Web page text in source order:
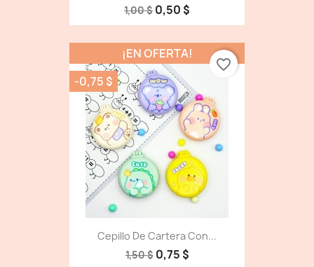
1,00 $ 0,50 $
Cepillo De Cartera Con...
1,50 $ 0,75 $
¡EN OFERTA!
-0,75 $
favorite_border